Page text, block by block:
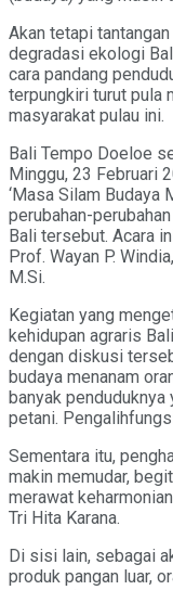
Akan tetapi
degradasi ekologi
cara pandang
terpungkiri turut pula
masyarakat pulau ini.
Bali Tempo Doeloe
Minggu, 23 Februari
‘Masa Silam Budaya
perubahan-
Bali tersebut. Acara
Prof. Wayan P.
M.Si.
Kegiatan yang
kehidupan agraris
dengan diskusi
budaya menanam
banyak
petani.
Sementara itu,
makin memudar,
merawat
Tri Hita Karana.
Di sisi lain, sebagai
produk pangan luar,